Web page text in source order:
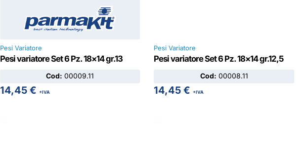
Pesi Variatore
Pesi variatore Set 6 Pz. 18×14 gr.13
Cod: 00009.11
14,45 € +IVA
Pesi Variatore
Pesi variatore Set 6 Pz. 18×14 gr.12,5
Cod: 00008.11
14,45€ +IVA